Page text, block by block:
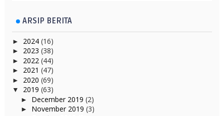
ARSIP BERITA
► 2024 (16)
► 2023 (38)
► 2022 (44)
► 2021 (47)
► 2020 (69)
▼ 2019 (63)
► December 2019 (2)
► November 2019 (3)